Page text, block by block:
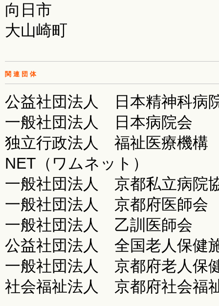
向日市
大山崎町
関連団体
公益社団法人 日本精神科病
一般社団法人 日本病院会
独立行政法人 福祉医療機
NET（ワムネット）
一般社団法人 京都私立病院
一般社団法人 京都府医師会
一般社団法人 乙訓医師会
公益社団法人 全国老人保健
一般社団法人 京都府老人保
社会福祉法人 京都府社会福